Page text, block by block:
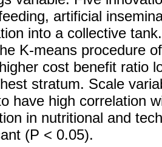
artificial
into a collective
K-means procedure
cost benefit ratio
stratum. Scale
have high correlation
in nutritional and
(P < 0.05).